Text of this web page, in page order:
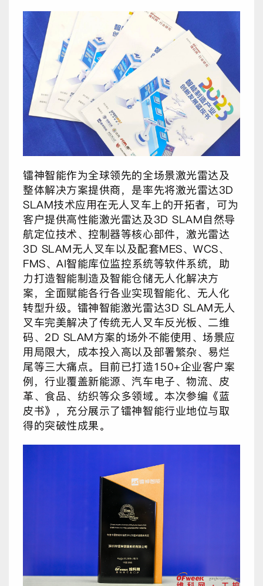
镭神智能作为全球领先的全场景激光雷达及
整体解决方案提供商，是率先将激光雷达3D
SLAM技术应用在无人叉车上的开拓者，可为
客户提供高性能激光雷达及3D SLAM自然导
航定位技术、控制器等核心部件，激光雷达
3D SLAM无人叉车以及配套MES、WCS、
FMS、AI智能库位监控系统等软件系统，助
力打造智能制造及智能仓储无人化解决方
案，全面赋能各行各业实现智能化、无人化
转型升级。镭神智能激光雷达3D SLAM无人
叉车完美解决了传统无人叉车反光板、二维
码、2D SLAM方案的场外不能使用、场景应
用局限大，成本投入高以及部署繁杂、易烂
尾等三大痛点。目前已打造150+企业客户案
例，行业覆盖新能源、汽车电子、物流、皮
革、食品、纺织等众多领域。本次参编《蓝
皮书》，充分展示了镭神智能行业地位与取
得的突破性成果。